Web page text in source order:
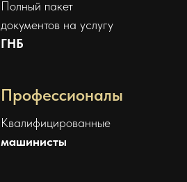
Полный пакет
документов на услугу
ГНБ
Профессионалы
Квалифицированные
машинисты